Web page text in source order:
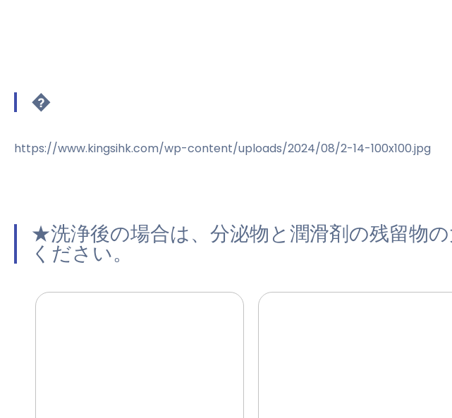
�
https://www.kingsihk.com/wp-content/uploads/2024/08/2-14-100x100.jpg
★洗浄後の場合は、分泌物と潤滑剤の残留物
ください。